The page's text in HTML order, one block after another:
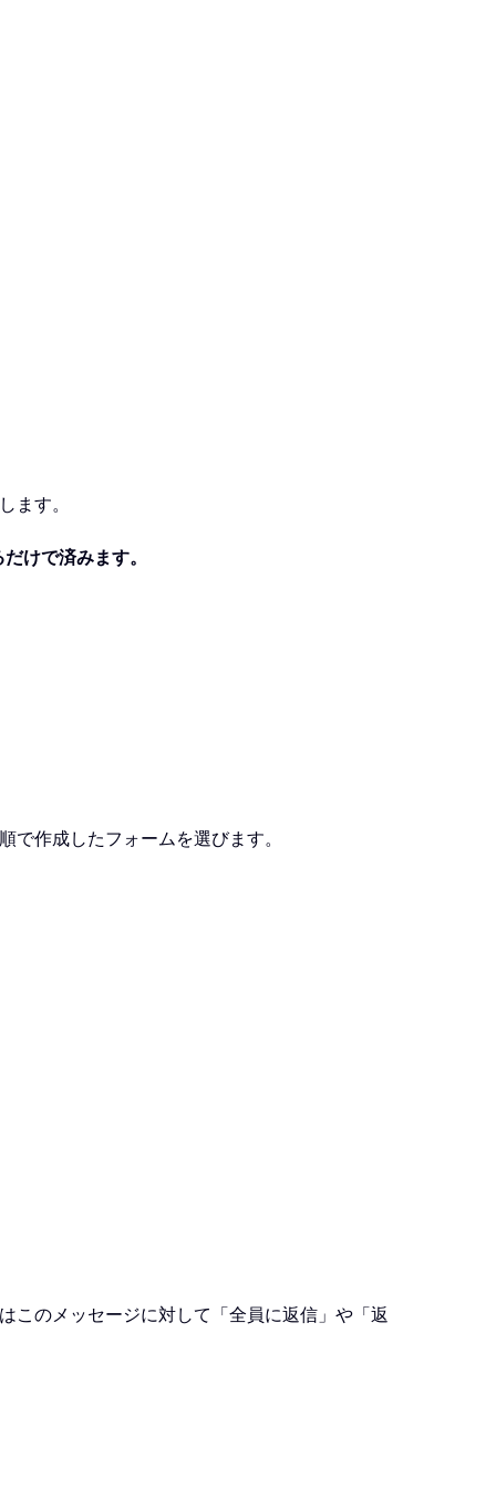
ます。
けで済みます。
で作成したフォームを選びます。
このメッセージに対して「全員に返信」や「返